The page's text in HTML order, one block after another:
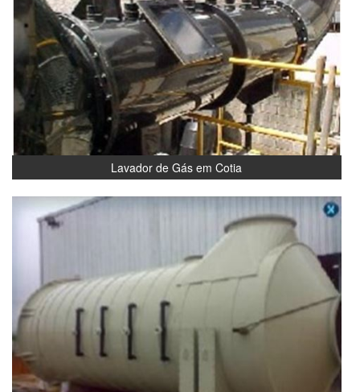
Lavador de Gás em Cotia